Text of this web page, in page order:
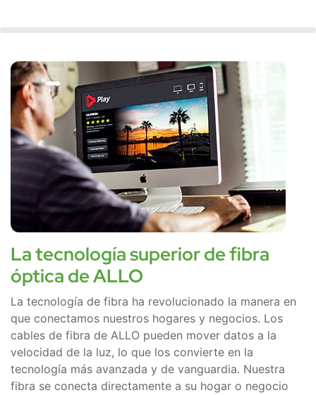
La tecnología superior de fibra
óptica de ALLO
La tecnología de fibra ha revolucionado la manera en
que conectamos nuestros hogares y negocios. Los
cables de fibra de ALLO pueden mover datos a la
velocidad de la luz, lo que los convierte en la
tecnología más avanzada y de vanguardia. Nuestra
fibra se conecta directamente a su hogar o negocio